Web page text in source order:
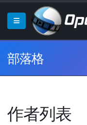
部落格
作者列表